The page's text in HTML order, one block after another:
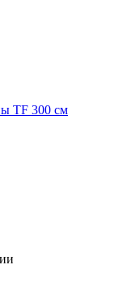
TF 300 см